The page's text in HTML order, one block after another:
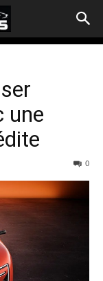
une
0